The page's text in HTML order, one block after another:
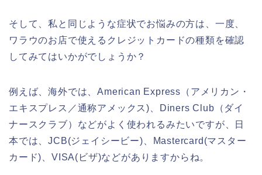
そして、私と同じような症状でお悩みの方は、一度、
ワラウのお店で使えるクレジットカードの種類を確認
してみてはいかがでしょうか？
例えば、海外では、American Express（アメリカン・
エキスプレス／通称アメックス)、Diners Club（ダイ
ナースクラブ）などがよく使われるみたいですが、日
本では、JCB(ジェイシービー)、Mastercard(マスター
カード)、VISA(ビザ)などがありますからね。